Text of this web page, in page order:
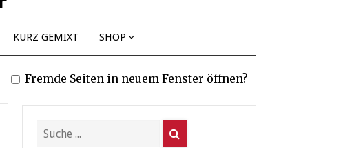
KURZ GEMIXT SHOP
Fremde Seiten in neuem Fenster öffnen?